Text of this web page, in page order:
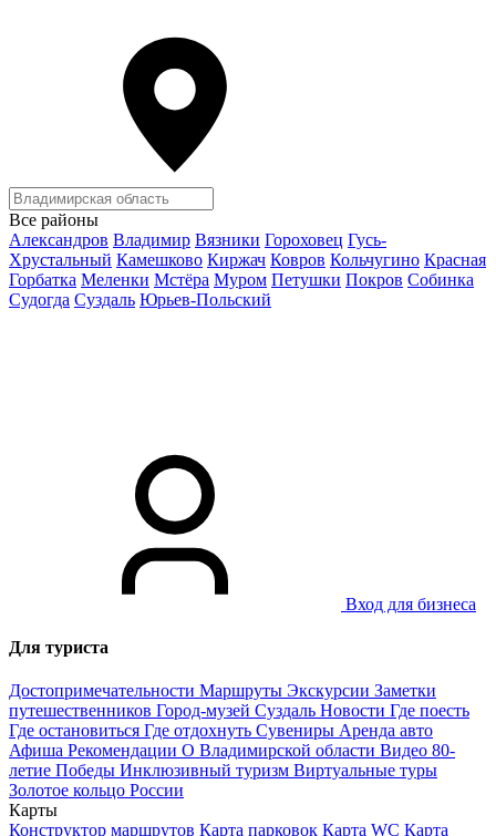
Все районы
Александров Владимир Вязники Гороховец Гусь-
Хрустальный Камешково Киржач Ковров Кольчугино Красная
Горбатка Меленки Мстёра Муром Петушки Покров Собинка
Судогда Суздаль Юрьев-Польский
Вход для бизнеса
Для туриста
Достопримечательности Маршруты Экскурсии Заметки
путешественников Город-музей Суздаль Новости Где поесть
Где остановиться Где отдохнуть Сувениры Аренда авто
Афиша Рекомендации О Владимирской области Видео 80-
летие Победы Инклюзивный туризм Виртуальные туры
Золотое кольцо России
Карты
Конструктор маршрутов Карта парковок Карта WC Карта